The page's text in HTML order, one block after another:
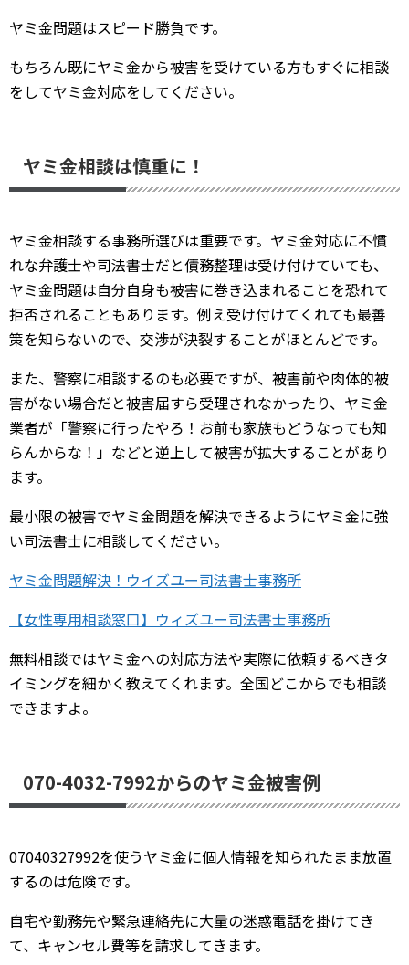
ヤミ金問題はスピード勝負です。
もちろん既にヤミ金から被害を受けている方もすぐに相談
をしてヤミ金対応をしてください。
ヤミ金相談は慎重に！
ヤミ金相談する事務所選びは重要です。ヤミ金対応に不慣
れな弁護士や司法書士だと債務整理は受け付けていても、
ヤミ金問題は自分自身も被害に巻き込まれることを恐れて
拒否されることもあります。例え受け付けてくれても最善
策を知らないので、交渉が決裂することがほとんどです。
また、警察に相談するのも必要ですが、被害前や肉体的被
害がない場合だと被害届すら受理されなかったり、ヤミ金
業者が「警察に行ったやろ！お前も家族もどうなっても知
らんからな！」などと逆上して被害が拡大することがあり
ます。
最小限の被害でヤミ金問題を解決できるようにヤミ金に強
い司法書士に相談してください。
ヤミ金問題解決！ウイズユー司法書士事務所
【女性専用相談窓口】ウィズユー司法書士事務所
無料相談ではヤミ金への対応方法や実際に依頼するべきタ
イミングを細かく教えてくれます。全国どこからでも相談
できますよ。
070-4032-7992からのヤミ金被害例
07040327992を使うヤミ金に個人情報を知られたまま放置
するのは危険です。
自宅や勤務先や緊急連絡先に大量の迷惑電話を掛けてき
て、キャンセル費等を請求してきます。